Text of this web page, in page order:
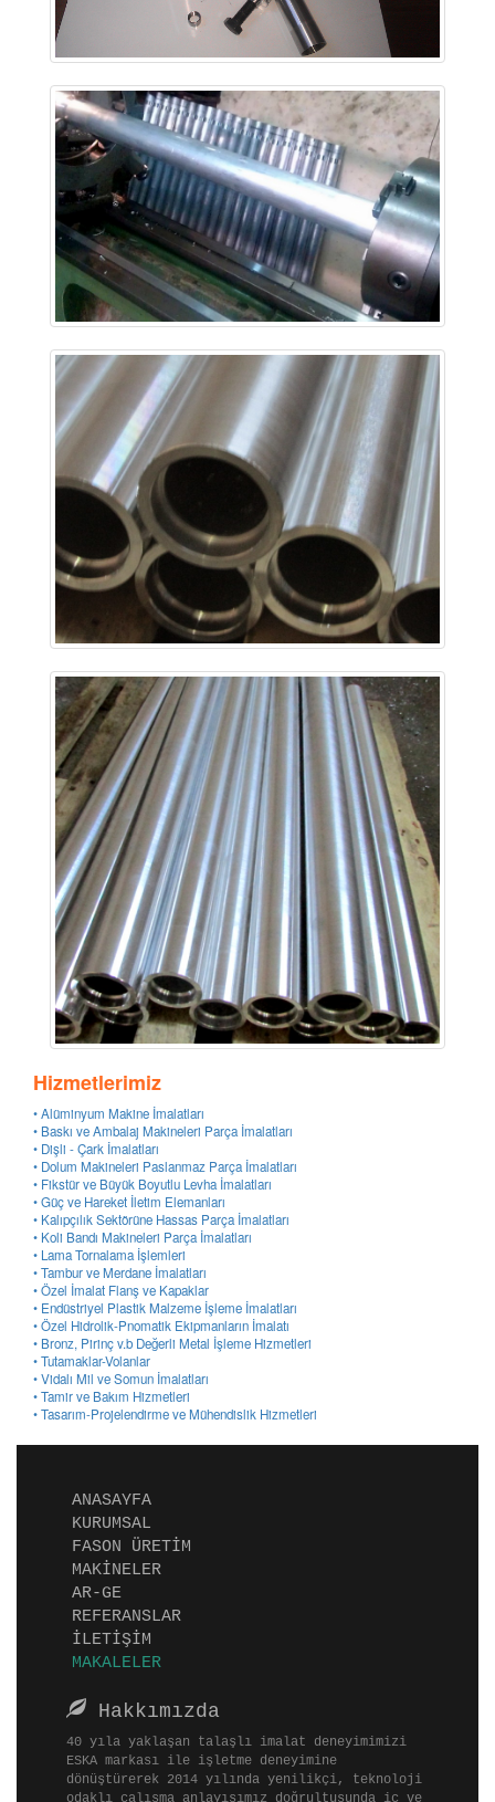
Hizmetlerimiz
• Alüminyum Makine İmalatları
• Baskı ve Ambalaj Makineleri Parça İmalatları
• Dişli - Çark İmalatları
• Dolum Makineleri Paslanmaz Parça İmalatları
• Fikstür ve Büyük Boyutlu Levha İmalatları
• Güç ve Hareket İletim Elemanları
• Kalıpçılık Sektörüne Hassas Parça İmalatları
• Koli Bandı Makineleri Parça İmalatları
• Lama Tornalama İşlemleri
• Tambur ve Merdane İmalatları
• Özel İmalat Flanş ve Kapaklar
• Endüstriyel Plastik Malzeme İşleme İmalatları
• Özel Hidrolik-Pnomatik Ekipmanların İmalatı
• Bronz, Pirinç v.b Değerli Metal İşleme Hizmetleri
• Tutamaklar-Volanlar
• Vidalı Mil ve Somun İmalatları
• Tamir ve Bakım Hizmetleri
• Tasarım-Projelendirme ve Mühendislik Hizmetleri
ANASAYFA(current)
KURUMSAL
FASON ÜRETİM
MAKİNELER(current)
AR-GE(current)
REFERANSLAR(current)
İLETİŞİM
MAKALELER(current)
Hakkımızda
40 yıla yaklaşan talaşlı imalat deneyimimizi
ESKA markası ile işletme deneyimine
dönüştürerek 2014 yılında yenilikçi, teknoloji
odaklı çalışma anlayışımız doğrultusunda iç ve